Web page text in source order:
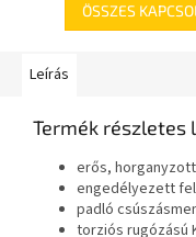
ÖSSZES
Leírás
Termék részletes
erős,
engedélyezett
padló
torziós rugózású